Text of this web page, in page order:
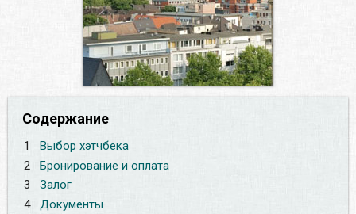
Содержание
1
Выбор хэтчбека
2
Бронирование и оплата
3
Залог
4
Документы